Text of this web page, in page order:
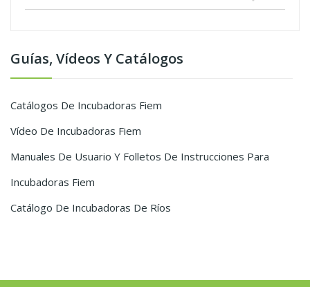
Guías, Vídeos Y Catálogos
Catálogos De Incubadoras Fiem
Vídeo De Incubadoras Fiem
Manuales De Usuario Y Folletos De Instrucciones Para
Incubadoras Fiem
Catálogo De Incubadoras De Ríos